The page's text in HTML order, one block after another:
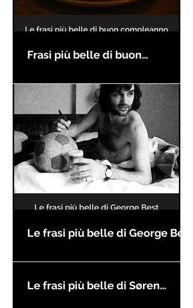
Frasi più belle di buon
Le frasi più belle di George Best
Le frasi più belle di Søren